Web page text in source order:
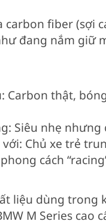
carbon fiber (sợi
đang nắm giữ
Carbon thật,
Siêu nhẹ nhưng
Chủ xe trẻ
cách
liệu dùng trong
M Series cao